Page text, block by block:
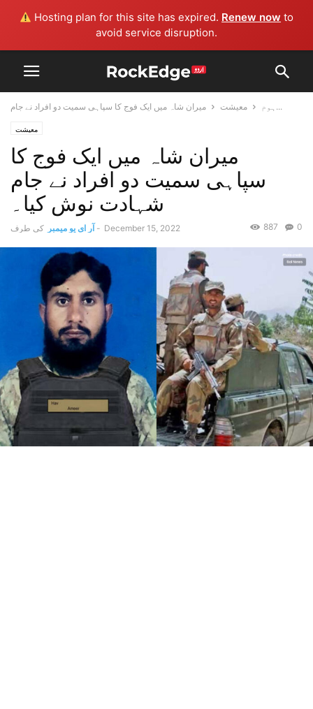
Hosting plan for this site has expired. Renew now to
avoid service disruption.
ہوم معیشت میران شاہ میں ایک فوج کا سپاہی سمیت دو افراد نے جام...
معیشت
میران شاہ میں ایک فوج کا
سپاہی سمیت دو افراد نے جام
شہادت نوش کیا۔
کی طرف آر ای یو میمبر - December 15, 2022 0
887